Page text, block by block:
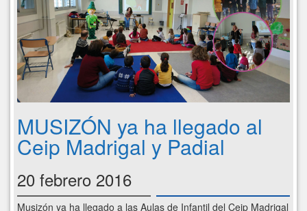
MUSIZÓN ya ha llegado al
Ceip Madrigal y Padial
20 febrero 2016
Musizón ya ha llegado a las Aulas de Infantil del Ceip Madrigal